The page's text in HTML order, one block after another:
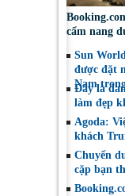
cẩm nang
lợi ích cho
địa phương
Sun
được đặt
Nam
Đây là
làm đẹp
Agoda:
khách
Chuyến
cặp bạn